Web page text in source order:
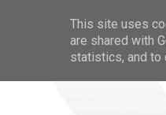
This site uses
are shared with
statistics, and to